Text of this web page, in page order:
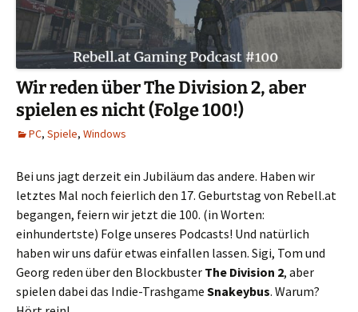
Wir reden über The Division 2, aber
spielen es nicht (Folge 100!)
PC, Spiele, Windows
Bei uns jagt derzeit ein Jubiläum das andere. Haben wir
letztes Mal noch feierlich den 17. Geburtstag von Rebell.at
begangen, feiern wir jetzt die 100. (in Worten:
einhundertste) Folge unseres Podcasts! Und natürlich
haben wir uns dafür etwas einfallen lassen. Sigi, Tom und
Georg reden über den Blockbuster The Division 2, aber
spielen dabei das Indie-Trashgame Snakeybus. Warum?